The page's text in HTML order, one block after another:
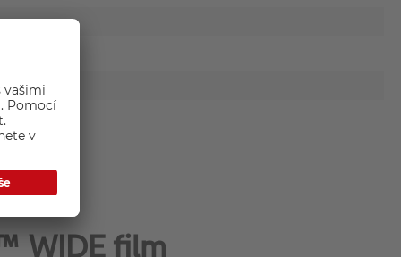
WIDE film